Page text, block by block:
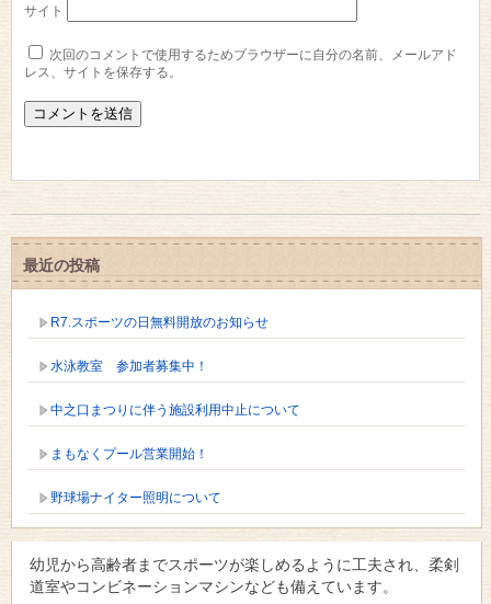
サイト
次回のコメントで使用するためブラウザーに自分の名前、メールアド
レス、サイトを保存する。
最近の投稿
R7.スポーツの日無料開放のお知らせ
水泳教室 参加者募集中！
中之口まつりに伴う施設利用中止について
まもなくプール営業開始！
野球場ナイター照明について
幼児から高齢者までスポーツが楽しめるように工夫され、柔剣
道室やコンビネーションマシンなども備えています。